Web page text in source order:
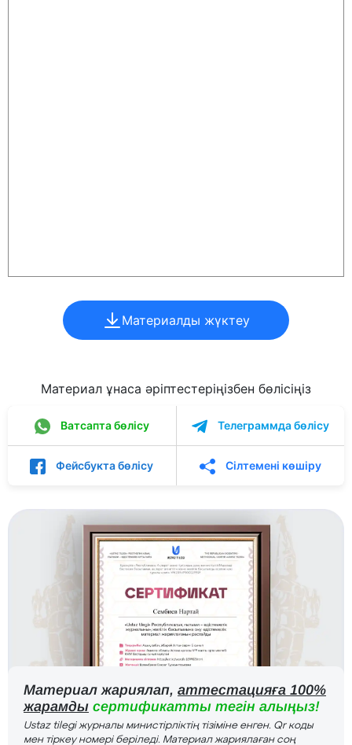
Материалды жүктеу
Материал ұнаса әріптестеріңізбен бөлісіңіз
Ватсапта бөлісу Телеграммда бөлісу
Фейсбукта бөлісу Сілтемені көшіру
Материал жариялап, аттестацияға 100%
жарамды сертификатты тегін алыңыз!
Ustaz tilegi журналы министірліктің тізіміне енген. Qr коды
мен тіркеу номері беріледі. Материал жариялаған соң